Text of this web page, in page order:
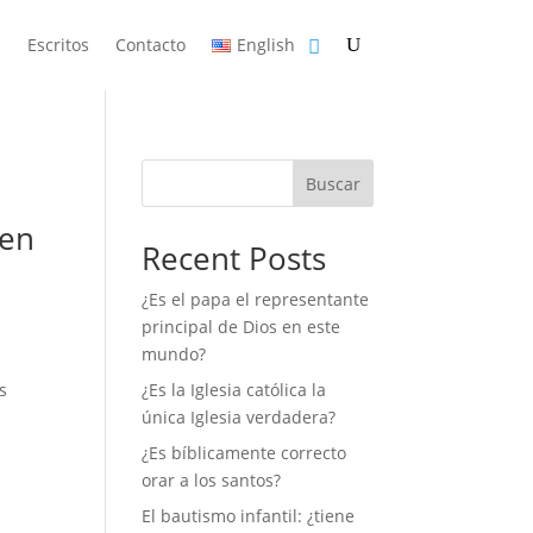
Escritos Contacto English
Buscar
Recent Posts
¿Es el papa el representante
principal de Dios en este
mundo?
¿Es la Iglesia católica la
única Iglesia verdadera?
¿Es bíblicamente correcto
orar a los santos?
El bautismo infantil: ¿tiene